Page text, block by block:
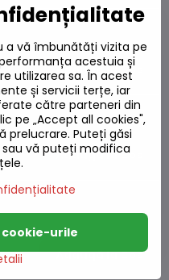
Squid 725 ml
Adaugă la Coș
260g
Adaugă la Coș
HA 500 ml
Adaugă la Coș
a vă îmbunătăți vizita pe
acestuia și
utilizarea sa. În acest
și servicii terțe, iar
către parteneri din
pe „Accept all cookies",
prelucrare. Puteți găsi
vă puteți modifica
urile